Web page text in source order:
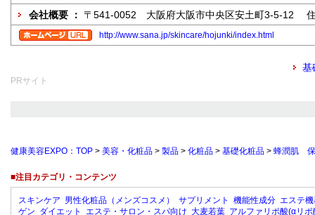
会社概要 ： 〒541-0052 大阪府大阪市中央区安土町3-5-12
http://www.sana.jp/skincare/hojunki/index.html
基
PRサイト
健康美容EXPO：TOP > 美容・化粧品 > 製品 > 化粧品 > 基礎化粧品 > 蜂潤肌 保
■注目カテゴリ・コンテンツ
スキンケア 男性化粧品（メンズコスメ） サプリメント 機能性成分 エステ
ゲン ダイエット エステ・サロン・スパ向け 大麦若葉 アルファリポ酸(αリポ